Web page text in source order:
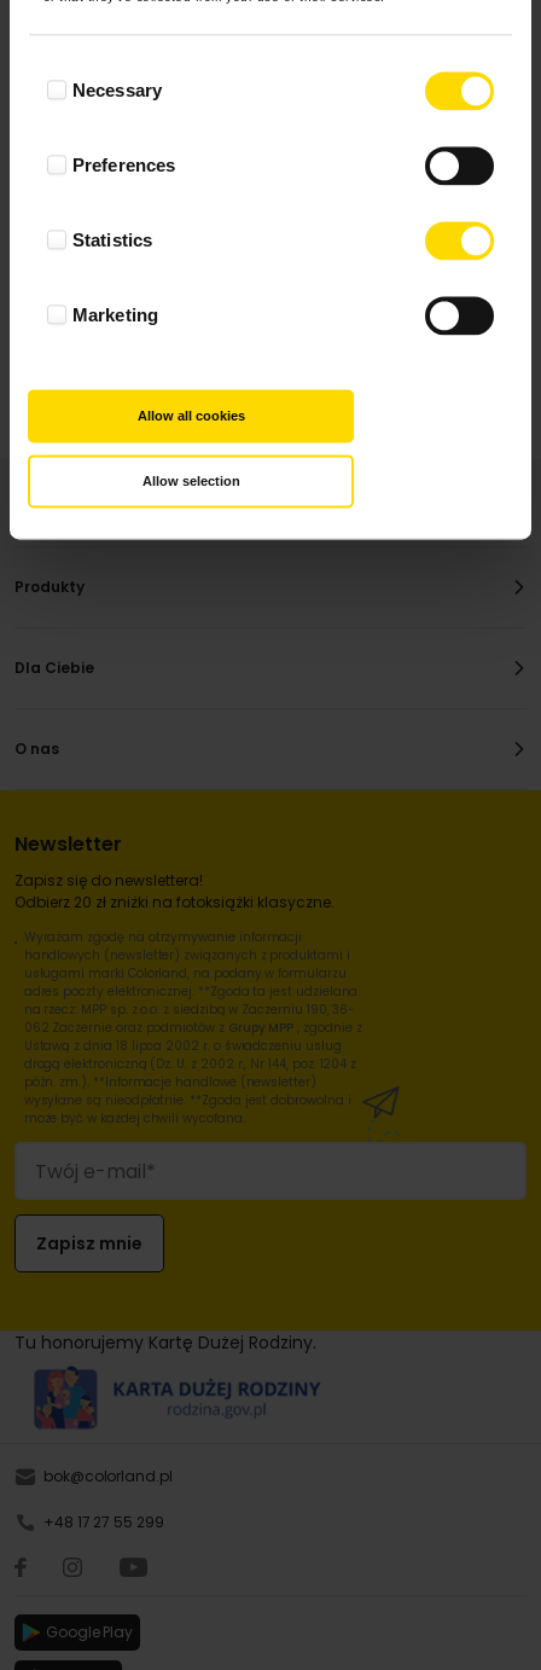
SelectionNecessary
Preferences
Statistics
Marketing
Allow all cookies
Allow selection
4.9 z 5.0
Najbardziej pomocne oceny, które doradzą Ci
Produkty
Dla Ciebie
O nas
Newsletter
Zapisz się do newslettera!
Odbierz 20 zł zniżki na fotoksiążki klasyczne.
Wyrażam zgodę na otrzymywanie informacji
handlowych (newsletter) związanych z produktami i
usługami marki Colorland, na podany w formularzu
adres poczty elektronicznej. **Zgoda ta jest udzielana
na rzecz: MPP sp. z o.o. z siedzibą w Zaczerniu 190, 36-
062 Zaczernie oraz podmiotów z Grupy MPP , zgodnie z
Ustawą z dnia 18 lipca 2002 r. o świadczeniu usług
drogą elektroniczną (Dz. U. z 2002 r., Nr 144, poz. 1204 z
późn. zm.). **Informacje handlowe (newsletter)
wysyłane są nieodpłatnie. **Zgoda jest dobrowolna i
może być w każdej chwili wycofana.
Tu honorujemy Kartę Dużej Rodziny.
bok@colorland.pl
+48 17 27 55 299
Google Play